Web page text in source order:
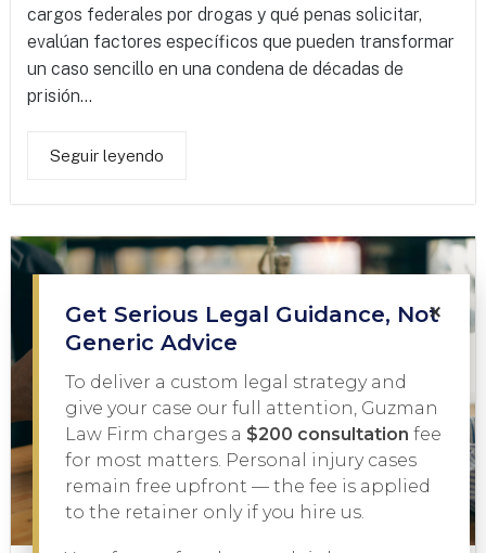
cargos federales por drogas y qué penas solicitar,
evalúan factores específicos que pueden transformar
un caso sencillo en una condena de décadas de
prisión...
Seguir leyendo
×
Get Serious Legal Guidance, Not
Generic Advice
To deliver a custom legal strategy and
give your case our full attention, Guzman
Law Firm charges a $200 consultation fee
for most matters. Personal injury cases
remain free upfront — the fee is applied
to the retainer only if you hire us.